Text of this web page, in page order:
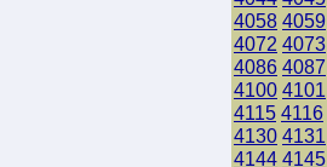
4058 4059
4072 4073
4086 4087
4100 4101
4115 4116
4130 4131
4144 4145